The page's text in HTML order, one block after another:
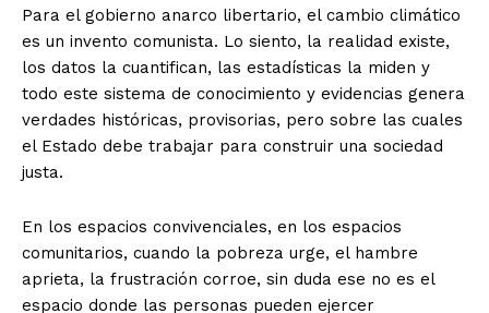
Para el gobierno anarco libertario, el cambio climático
es un invento comunista. Lo siento, la realidad existe,
los datos la cuantifican, las estadísticas la miden y
todo este sistema de conocimiento y evidencias genera
verdades históricas, provisorias, pero sobre las cuales
el Estado debe trabajar para construir una sociedad
justa.
En los espacios convivenciales, en los espacios
comunitarios, cuando la pobreza urge, el hambre
aprieta, la frustración corroe, sin duda ese no es el
espacio donde las personas pueden ejercer